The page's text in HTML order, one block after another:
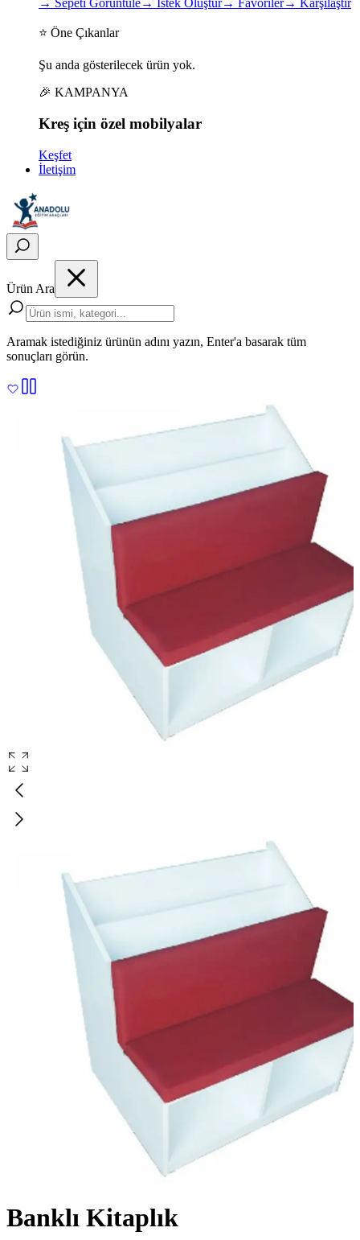
→ Sepeti Görüntüle→ İstek Oluştur→ Favoriler→ Karşılaştır
⭐ Öne Çıkanlar
Şu anda gösterilecek ürün yok.
🎉 KAMPANYA
Kreş için özel mobilyalar
Keşfet
İletişim
Ürün Ara
Aramak istediğiniz ürünün adını yazın, Enter'a basarak tüm
sonuçları görün.
Banklı Kitaplık